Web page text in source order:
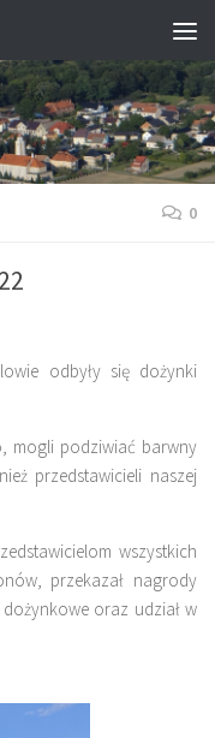
0
odbyły się dożynki
mogli podziwiać barwny
przedstawicieli naszej
wszystkich
przekazał nagrody
oraz udział w